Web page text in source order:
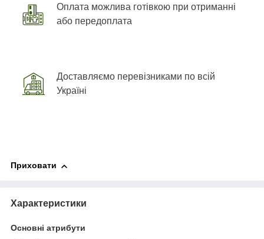
Оплата можлива готівкою при отриманні
або передоплата
Доставляємо перевізниками по всій
Україні
Приховати
Характеристики
Основні атрибути